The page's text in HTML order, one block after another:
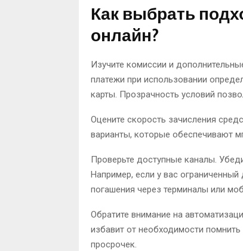
Как выбрать
онлайн?
Изучите комиссии и
платежи при использовании
карты. Прозрачность условий
Оцените скорость зачисления
варианты, которые обеспечивают
Проверьте доступные каналы.
Например, если у вас ограниченный
погашения через терминалы или
Обратите внимание на
избавит от необходимости
просрочек.